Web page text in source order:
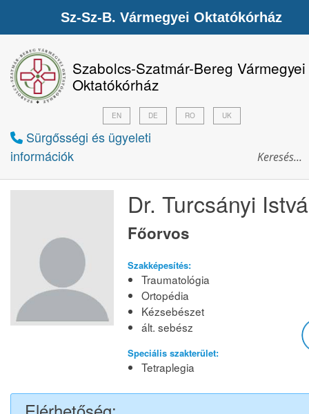
Szabolcs-Szatmár-Bereg Vármegyei
Oktatókórház
Sürgősségi és ügyeleti
információk
EN DE RO UK
Dr. Turcsányi
Főorvos
Szakképesítés:
Traumatológia
Ortopédia
Kézsebészet
ált. sebész
Speciális szakterület:
Tetraplegia
Sz-Sz-B. Vármegyei Oktatókórház